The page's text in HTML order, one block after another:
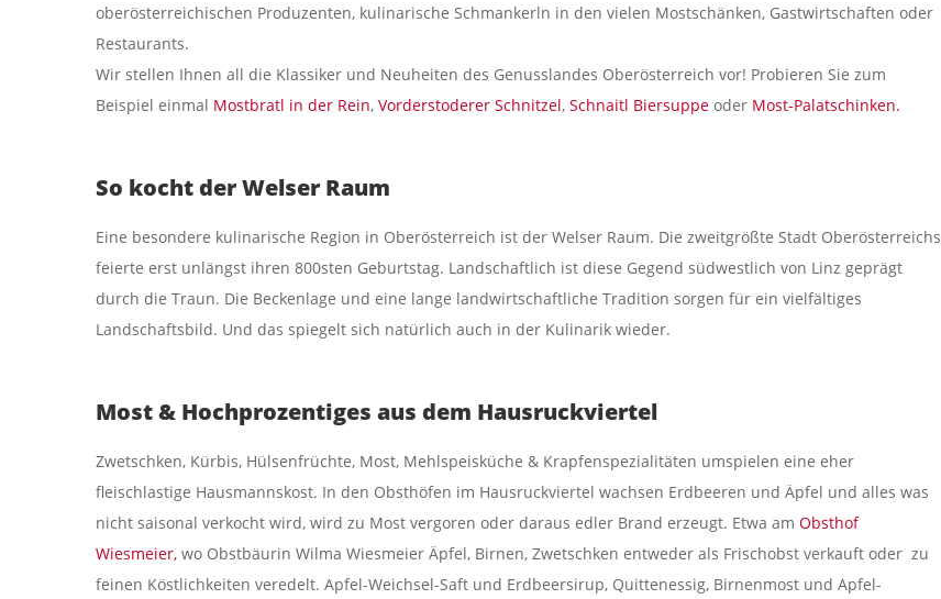
oberösterreichischen Produzenten, kulinarische Schmankerln in den vielen Mostschänken, Gastwirtschaften oder
Restaurants.
Wir stellen Ihnen all die Klassiker und Neuheiten des Genusslandes Oberösterreich vor! Probieren Sie zum
Beispiel einmal Mostbratl in der Rein, Vorderstoderer Schnitzel, Schnaitl Biersuppe oder Most-Palatschinken.
So kocht der Welser Raum
Eine besondere kulinarische Region in Oberösterreich ist der Welser Raum. Die zweitgrößte Stadt Oberösterreichs
feierte erst unlängst ihren 800sten Geburtstag. Landschaftlich ist diese Gegend südwestlich von Linz geprägt
durch die Traun. Die Beckenlage und eine lange landwirtschaftliche Tradition sorgen für ein vielfältiges
Landschaftsbild. Und das spiegelt sich natürlich auch in der Kulinarik wieder.
Most & Hochprozentiges aus dem Hausruckviertel
Zwetschken, Kürbis, Hülsenfrüchte, Most, Mehlspeisküche & Krapfenspezialitäten umspielen eine eher
fleischlastige Hausmannskost. In den Obsthöfen im Hausruckviertel wachsen Erdbeeren und Äpfel und alles was
nicht saisonal verkocht wird, wird zu Most vergoren oder daraus edler Brand erzeugt. Etwa am Obsthof
Wiesmeier, wo Obstbäurin Wilma Wiesmeier Äpfel, Birnen, Zwetschken entweder als Frischobst verkauft oder zu
feinen Köstlichkeiten veredelt. Apfel-Weichsel-Saft und Erdbeersirup, Quittenessig, Birnenmost und Apfel-